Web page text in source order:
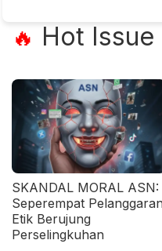
🔥 Hot Issue
SKANDAL MORAL ASN:
Seperempat Pelanggaran
Etik Berujung
Perselingkuhan